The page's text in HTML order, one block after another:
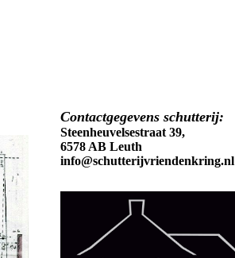
Contactgegevens schutterij:
Steenheuvelsestraat 39,
6578 AB Leuth
info@schutterijvriendenkring.nl